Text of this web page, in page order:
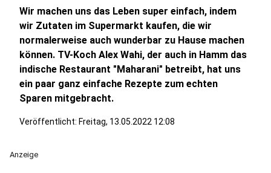
Wir machen uns das Leben super einfach, indem
wir Zutaten im Supermarkt kaufen, die wir
normalerweise auch wunderbar zu Hause machen
können. TV-Koch Alex Wahi, der auch in Hamm das
indische Restaurant "Maharani" betreibt, hat uns
ein paar ganz einfache Rezepte zum echten
Sparen mitgebracht.
Veröffentlicht: Freitag, 13.05.2022 12:08
Anzeige